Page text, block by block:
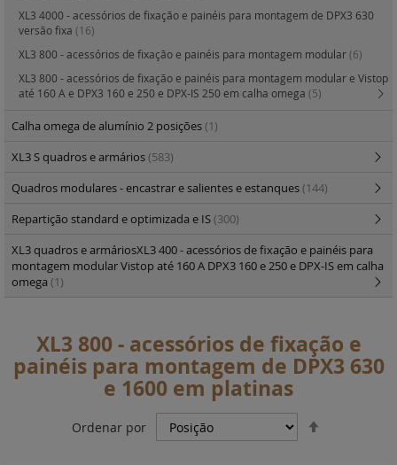
XL3 800 - acessórios de fixação e
painéis para montagem de DPX3 630
e 1600 em platinas
Ordenar por
XL3 4000 - acessórios de fixação e painéis para montagem de DPX3 630
versão fixa (16)
XL3 800 - acessórios de fixação e painéis para montagem modular(6)
XL3 800 - acessórios de fixação e painéis para montagem modular e Vistop
até 160 A e DPX3 160 e 250 e DPX-IS 250 em calha omega (5)
Calha omega de alumínio 2 posições(1)
XL3 S quadros e armários(583)
Quadros modulares - encastrar e salientes e estanques(144)
Repartição standard e optimizada e IS(300)
XL3 quadros e armáriosXL3 400 - acessórios de fixação e painéis para
montagem modular Vistop até 160 A DPX3 160 e 250 e DPX-IS em calha
omega (1)